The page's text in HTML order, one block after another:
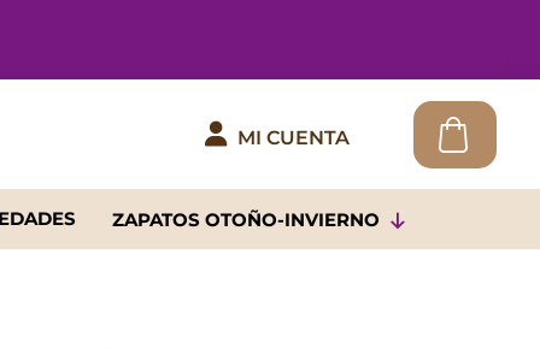
 MI CUENTA
ZAPATOS OTOÑO-INVIERNO